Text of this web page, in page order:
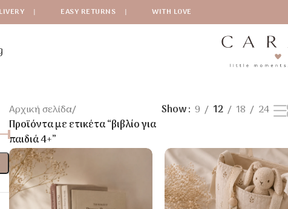
| EASY RETURNS | WITH LOVE
Αρχική σελίδα/
Προϊόντα με ετικέτα “βιβλίο για
παιδιά 4+”
Show 9 12 18 24